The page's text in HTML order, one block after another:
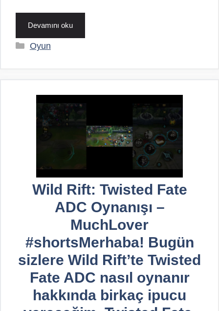
Devamını oku
Kategoriler
Oyun
Wild Rift: Twisted Fate
ADC Oynanışı –
MuchLover
#shortsMerhaba! Bugün
sizlere Wild Rift’te Twisted
Fate ADC nasıl oynanır
hakkında birkaç ipucu